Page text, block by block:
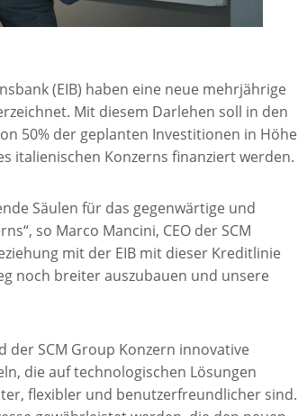
(EIB) haben eine neue mehrjährige
Mit diesem Darlehen soll in den
50% der geplanten Investitionen in Höhe
italienischen Konzerns finanziert werden.
Säulen für das gegenwärtige und
so Marco Mancini, CEO der SCM
mit der EIB mit dieser Kreditlinie
noch breiter auszubauen und unsere
SCM Group Konzern innovative
die auf technologischen Lösungen
flexibler und benutzerfreundlicher sind.